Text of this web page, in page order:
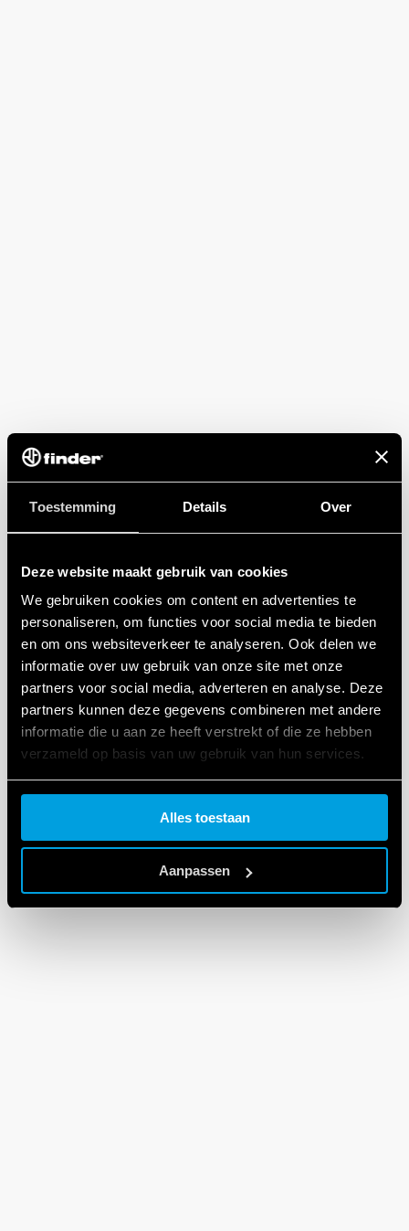
Toestemming Details Over
Deze website maakt gebruik van cookies
We gebruiken cookies om content en advertenties te
personaliseren, om functies voor social media te bieden
en om ons websiteverkeer te analyseren. Ook delen we
informatie over uw gebruik van onze site met onze
partners voor social media, adverteren en analyse. Deze
partners kunnen deze gegevens combineren met andere
informatie die u aan ze heeft verstrekt of die ze hebben
verzameld op basis van uw gebruik van hun services.
Cookie policy.
Alles toestaan
Aanpassen